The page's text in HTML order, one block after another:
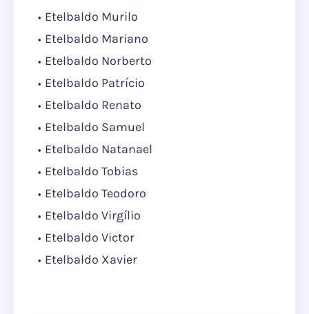
Etelbaldo Murilo
Etelbaldo Mariano
Etelbaldo Norberto
Etelbaldo Patrício
Etelbaldo Renato
Etelbaldo Samuel
Etelbaldo Natanael
Etelbaldo Tobias
Etelbaldo Teodoro
Etelbaldo Virgílio
Etelbaldo Victor
Etelbaldo Xavier